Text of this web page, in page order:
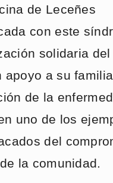
de Leceñes
con este
solidaria del
apoyo a su
de la
uno de los
del
la comunidad.